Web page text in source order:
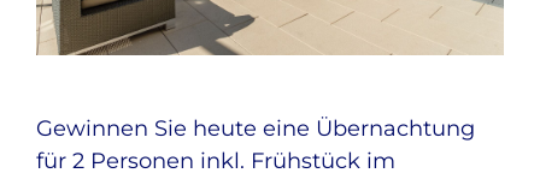
Gewinnen Sie heute eine Übernachtung
für 2 Personen inkl. Frühstück im